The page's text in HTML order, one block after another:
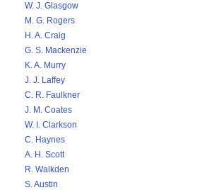
W. J. Glasgow
M. G. Rogers
H. A. Craig
G. S. Mackenzie
K. A. Murry
J. J. Laffey
C. R. Faulkner
J. M. Coates
W. I. Clarkson
C. Haynes
A. H. Scott
R. Walkden
S. Austin